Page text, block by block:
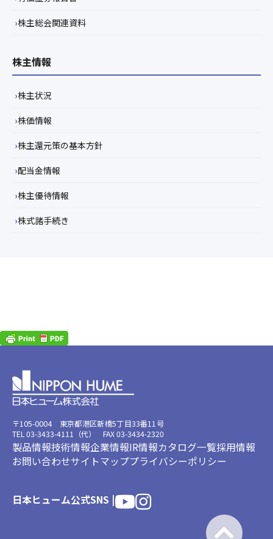
株主総会関連資料
株主情報
株主状況
株価情報
株主還元策の基本方針
配当金情報
株主優待情報
株式諸手続き
〒105-0004 東京都港区新橋5丁目33番11号
TEL 03-3433-4111（代） FAX 03-3434-2320
製品情報技術情報企業情報IR情報カタログ一覧採用情報
お問い合わせサイトマッププライバシーポリシー
日本ヒューム公式SNS |